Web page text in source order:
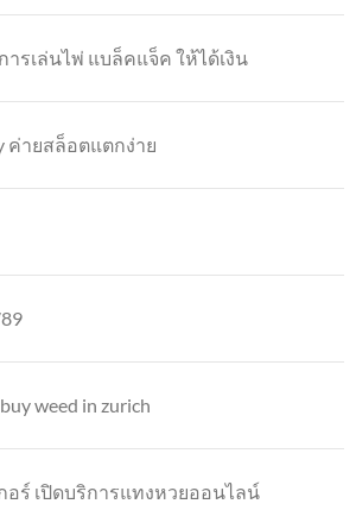
ารเล่นไพ่ แบล็คแจ็ค ให้ได้เงิน
ค่ายสล็อตแตกง่าย
weed in zurich
กอร์ เปิดบริการแทงหวยออนไลน์